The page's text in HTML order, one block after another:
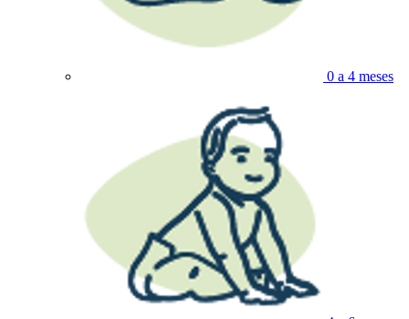
0 a 4 meses